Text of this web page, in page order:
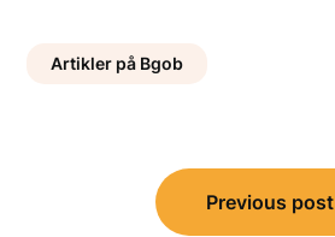
Artikler på Bgob
Indlægsnavigation
Previous post